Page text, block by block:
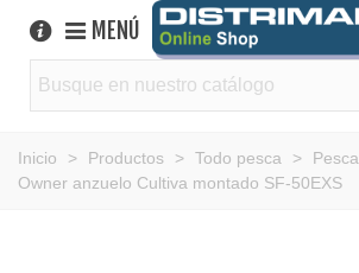
MENÚ
Inicio > Productos > Todo pesca > Pesca
Owner anzuelo Cultiva montado SF-50EXS